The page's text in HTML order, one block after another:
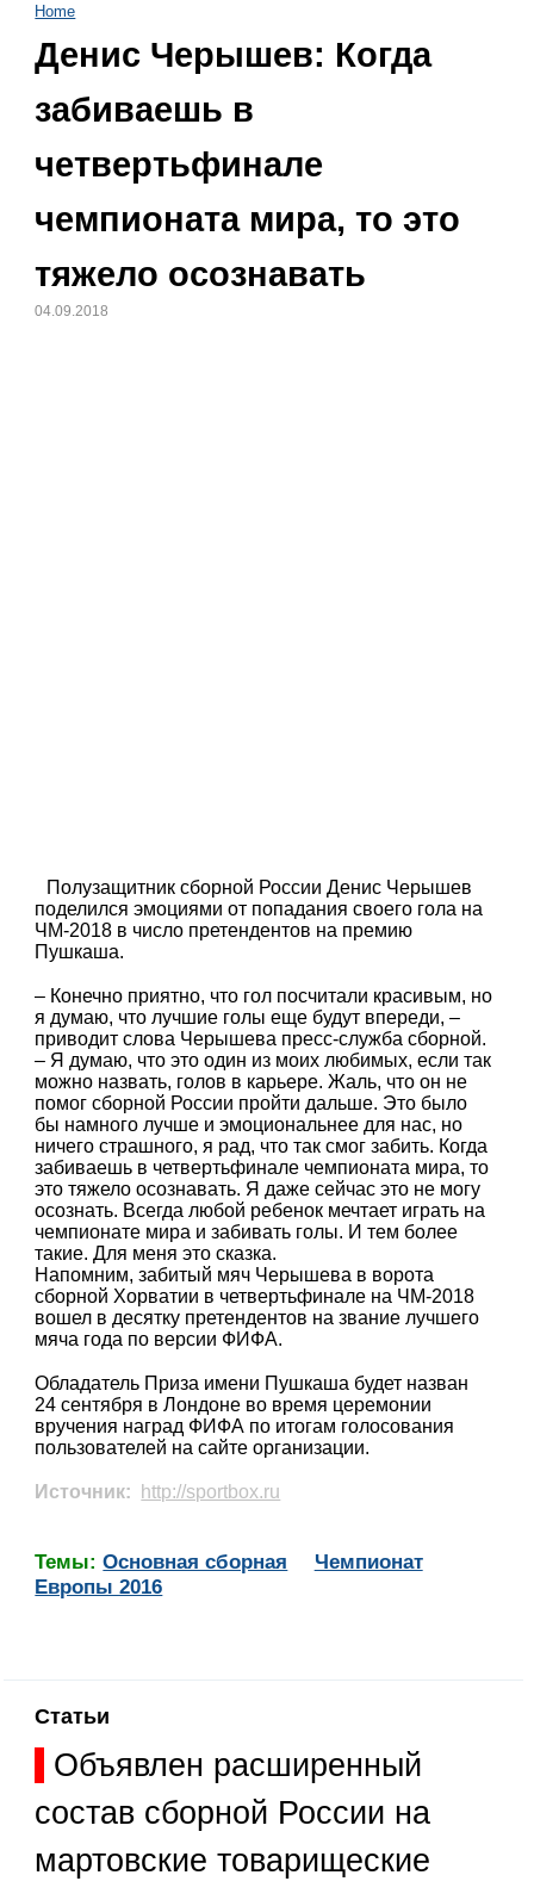
Home
Денис Черышев: Когда
забиваешь в
четвертьфинале
чемпионата мира, то это
тяжело осознавать
04.09.2018
Полузащитник сборной России Денис Черышев
поделился эмоциями от попадания своего гола на
ЧМ-2018 в число претендентов на премию
Пушкаша.
– Конечно приятно, что гол посчитали красивым, но
я думаю, что лучшие голы еще будут впереди, –
приводит слова Черышева пресс-служба сборной.
– Я думаю, что это один из моих любимых, если так
можно назвать, голов в карьере. Жаль, что он не
помог сборной России пройти дальше. Это было
бы намного лучше и эмоциональнее для нас, но
ничего страшного, я рад, что так смог забить. Когда
забиваешь в четвертьфинале чемпионата мира, то
это тяжело осознавать. Я даже сейчас это не могу
осознать. Всегда любой ребенок мечтает играть на
чемпионате мира и забивать голы. И тем более
такие. Для меня это сказка.
Напомним, забитый мяч Черышева в ворота
сборной Хорватии в четвертьфинале на ЧМ-2018
вошел в десятку претендентов на звание лучшего
мяча года по версии ФИФА.
Обладатель Приза имени Пушкаша будет назван
24 сентября в Лондоне во время церемонии
вручения наград ФИФА по итогам голосования
пользователей на сайте организации.
Источник: http://sportbox.ru
Темы:Основная сборная
Чемпионат
Европы 2016
Статьи
Объявлен расширенный
состав сборной России на
мартовские товарищеские